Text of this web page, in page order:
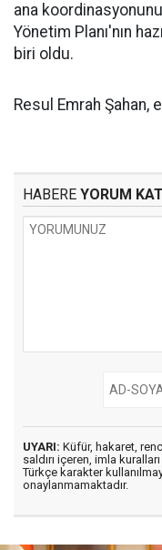
ana
Yönetim Planı'nın
biri oldu.
Resul Emrah Şahan,
HABERE YORUM KAT
UYARI: Küfür, hakaret,
saldırı içeren, imla
Türkçe karakter
onaylanmamaktadır.